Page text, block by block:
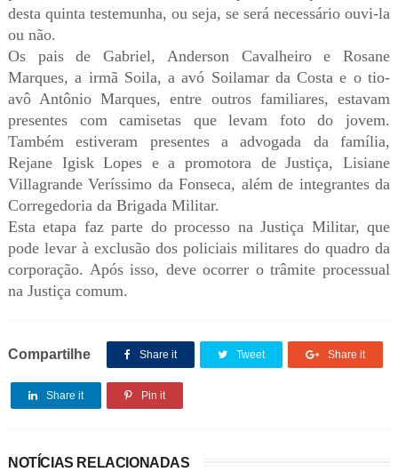
desta quinta testemunha, ou seja, se será necessário ouvi-la
ou não.
Os pais de Gabriel, Anderson Cavalheiro e Rosane
Marques, a irmã Soila, a avó Soilamar da Costa e o tio-
avô Antônio Marques, entre outros familiares, estavam
presentes com camisetas que levam foto do jovem.
Também estiveram presentes a advogada da família,
Rejane Igisk Lopes e a promotora de Justiça, Lisiane
Villagrande Veríssimo da Fonseca, além de integrantes da
Corregedoria da Brigada Militar.
Esta etapa faz parte do processo na Justiça Militar, que
pode levar à exclusão dos policiais militares do quadro da
corporação. Após isso, deve ocorrer o trâmite processual
na Justiça comum.
Compartilhe Share it Tweet Share it
Share it Pin it
NOTÍCIAS RELACIONADAS